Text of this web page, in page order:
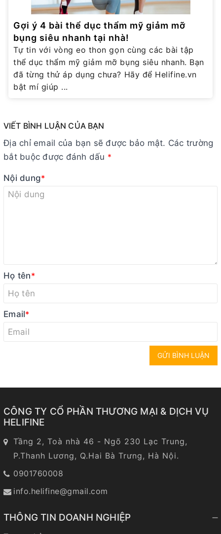
Gợi ý 4 bài thể dục thẩm mỹ giảm mỡ
bụng siêu nhanh tại nhà!
Tự tin với vòng eo thon gọn cùng các bài tập
thể dục thẩm mỹ giảm mỡ bụng siêu nhanh. Bạn
đã từng thử áp dụng chưa? Hãy để Helifine.vn
bật mí giúp ...
VIẾT BÌNH LUẬN CỦA BẠN
Địa chỉ email của bạn sẽ được bảo mật. Các trường
bắt buộc được đánh dấu *
Nội dung*
Họ tên*
Email*
GỬI BÌNH LUẬN
CÔNG TY CỔ PHẦN THƯƠNG MẠI & DỊCH VỤ
HELIFINE
Tầng 2, Toà nhà 46 - Ngõ 230 Lạc Trung,
P.Thanh Lương, Q.Hai Bà Trưng, Hà Nội.
0901760008
info.helifine@gmail.com
THÔNG TIN DOANH NGHIỆP